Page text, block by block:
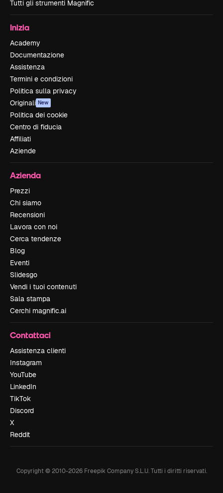
Tutti gli strumenti Magnific
Inizia
Academy
Documentazione
Assistenza
Termini e condizioni
Politica sulla privacy
Originali New
Politica dei cookie
Centro di fiducia
Affiliati
Aziende
Azienda
Prezzi
Chi siamo
Recensioni
Lavora con noi
Cerca tendenze
Blog
Eventi
Slidesgo
Vendi i tuoi contenuti
Sala stampa
Cerchi magnific.ai
Contattaci
Assistenza clienti
Instagram
YouTube
LinkedIn
TikTok
Discord
X
Reddit
Copyright © 2010-2026Freepik Company S.L.U. Tutti i diritti riservati.